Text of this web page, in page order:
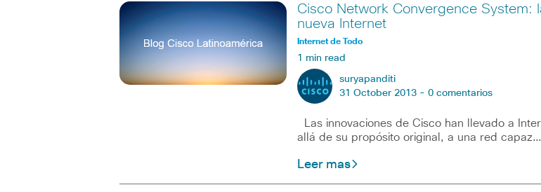
Cisco Network Convergence System:
nueva Internet
Internet de Todo
1 min read
suryapanditi
31 October 2013 - 0 comentarios
Las innovaciones de Cisco han llevado a
allá de su propósito original, a una red capaz…
Leer mas